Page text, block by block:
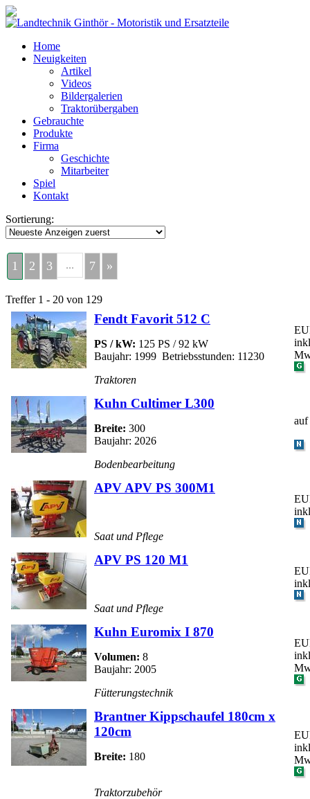
Home
Neuigkeiten
Artikel
Videos
Bildergalerien
Traktorübergaben
Gebrauchte
Produkte
Firma
Geschichte
Mitarbeiter
Spiel
Kontakt
Sortierung:
1 2 3 ... 7 »
Treffer 1 - 20 von 129
Fendt Favorit 512 C
PS / kW: 125 PS / 92 kW
Baujahr: 1999 Betriebsstunden: 11230
Traktoren
Kuhn Cultimer L300
Breite: 300
Baujahr: 2026
Bodenbearbeitung
APV APV PS 300M1
Saat und Pflege
APV PS 120 M1
Saat und Pflege
Kuhn Euromix I 870
Volumen: 8
Baujahr: 2005
Fütterungstechnik
Brantner Kippschaufel 180cm x
120cm
Breite: 180
Traktorzubehör